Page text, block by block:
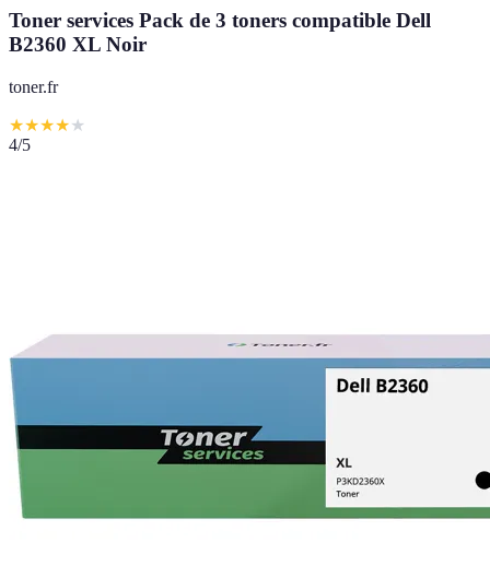
Toner services Pack de 3 toners compatible Dell
B2360 XL Noir
toner.fr
★★★★★
4/5